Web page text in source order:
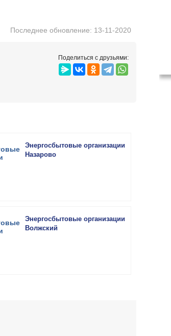
Последнее обновление: 13-11-2020
Поделиться с друзьями:
Энергосбытовые организации
Назарово
Энергосбытовые организации
Волжский